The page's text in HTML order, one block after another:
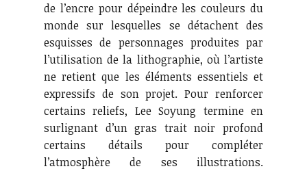
de l’encre pour dépeindre les couleurs du
monde sur lesquelles se détachent des
esquisses de personnages produites par
l’utilisation de la lithographie, où l’artiste
ne retient que les éléments essentiels et
expressifs de son projet. Pour renforcer
certains reliefs, Lee Soyung termine en
surlignant d’un gras trait noir profond
certains détails pour compléter
l’atmosphère de ses illustrations.